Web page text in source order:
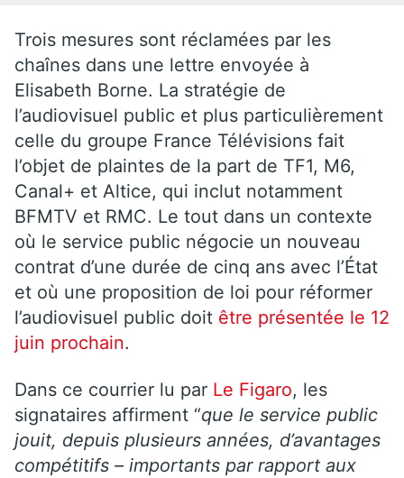
Trois mesures sont réclamées par les
chaînes dans une lettre envoyée à
Elisabeth Borne. La stratégie de
l’audiovisuel public et plus particulièrement
celle du groupe France Télévisions fait
l’objet de plaintes de la part de TF1, M6,
Canal+ et Altice, qui inclut notamment
BFMTV et RMC. Le tout dans un contexte
où le service public négocie un nouveau
contrat d’une durée de cinq ans avec l’État
et où une proposition de loi pour réformer
l’audiovisuel public doit être présentée le 12
juin prochain.
Dans ce courrier lu par Le Figaro, les
signataires affirment “que le service public
jouit, depuis plusieurs années, d’avantages
compétitifs – importants par rapport aux